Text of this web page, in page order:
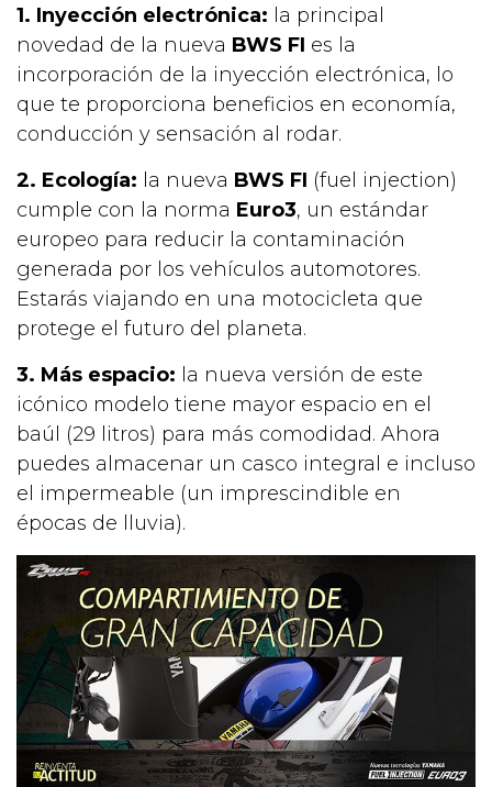
1. Inyección electrónica: la principal
novedad de la nueva BWS FI es la
incorporación de la inyección electrónica, lo
que te proporciona beneficios en economía,
conducción y sensación al rodar.
2. Ecología: la nueva BWS FI (fuel injection)
cumple con la norma Euro3, un estándar
europeo para reducir la contaminación
generada por los vehículos automotores.
Estarás viajando en una motocicleta que
protege el futuro del planeta.
3. Más espacio: la nueva versión de este
icónico modelo tiene mayor espacio en el
baúl (29 litros) para más comodidad. Ahora
puedes almacenar un casco integral e incluso
el impermeable (un imprescindible en
épocas de lluvia).